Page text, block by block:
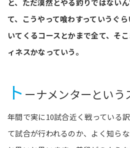
と、ただ漠然とやる釣りではない
て、こうやって喰わすっていうぐ
いてくるコースとかまで全て、そ
ィネスかなっていう。
ト ーナメンターという
年間で実に10試合近く戦っている
て試合が行われるのか、よく知ら